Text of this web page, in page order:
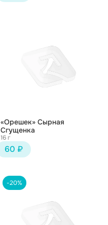
«Орешек» Сырная
Сгущенка
16 г
60 ₽
-20%